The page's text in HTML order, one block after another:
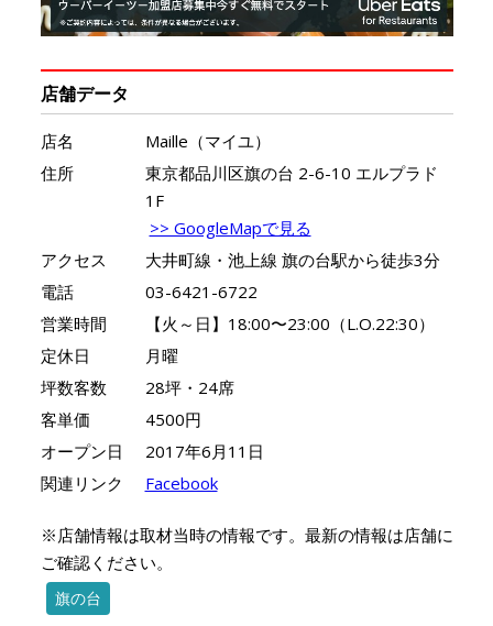
店舗データ
店名
Maille（マイユ）
住所
東京都品川区旗の台 2-6-10 エルプラド
1F
>> GoogleMapで見る
アクセス
大井町線・池上線 旗の台駅から徒歩3分
電話
03-6421-6722
営業時間
【火～日】18:00〜23:00（L.O.22:30）
定休日
月曜
坪数客数
28坪・24席
客単価
4500円
オープン日
2017年6月11日
関連リンク
Facebook
※店舗情報は取材当時の情報です。最新の情報は店舗に
ご確認ください。
旗の台